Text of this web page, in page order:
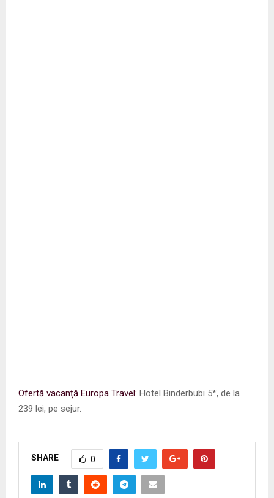
Ofertă vacanță Europa Travel: Hotel Binderbubi 5*, de la
239 lei, pe sejur.
SHARE 0